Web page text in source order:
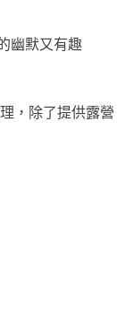
幽默又有趣
，除了提供露